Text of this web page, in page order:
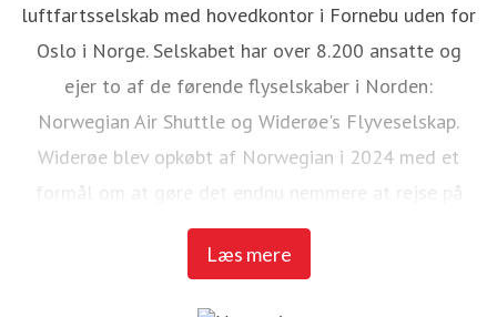
luftfartsselskab med hovedkontor i Fornebu uden for
Oslo i Norge. Selskabet har over 8.200 ansatte og
ejer to af de førende flyselskaber i Norden:
Norwegian Air Shuttle og Widerøe's Flyveselskap.
Widerøe blev opkøbt af Norwegian i 2024 med et
formål om at gøre det endnu nemmere at rejse på
tværs af de to flyselskabers netværk.
Læs mere